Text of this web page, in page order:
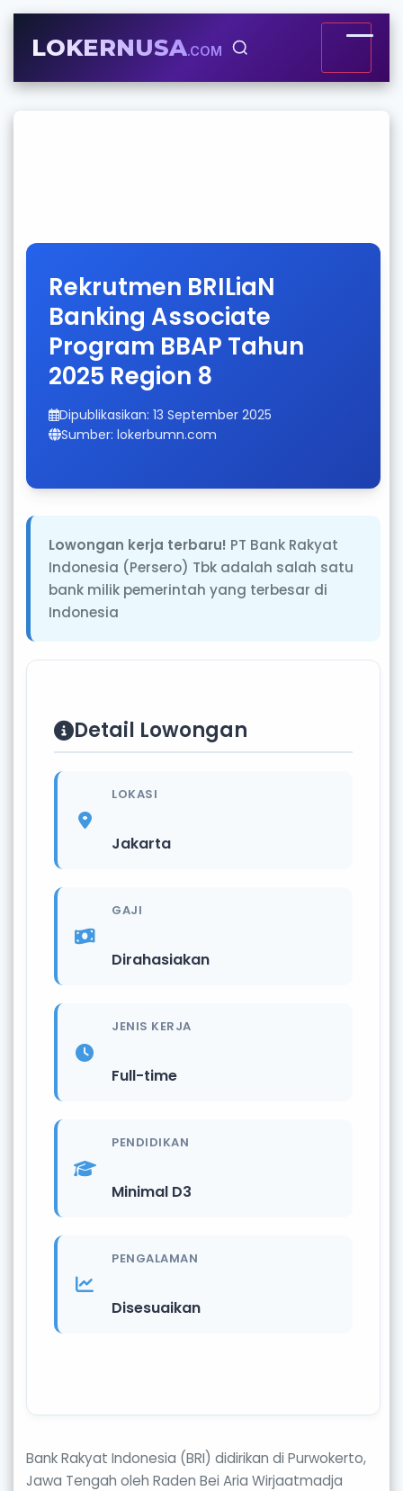
LOKERNUSA.COM
Rekrutmen BRILiaN
Banking Associate
Program BBAP Tahun
2025 Region 8
Dipublikasikan: 13 September 2025
Sumber: lokerbumn.com
Lowongan kerja terbaru! PT Bank Rakyat
Indonesia (Persero) Tbk adalah salah satu
bank milik pemerintah yang terbesar di
Indonesia
Detail Lowongan
LOKASI
Jakarta
GAJI
Dirahasiakan
JENIS KERJA
Full-time
PENDIDIKAN
Minimal D3
PENGALAMAN
Disesuaikan
Bank Rakyat Indonesia (BRI) didirikan di Purwokerto,
Jawa Tengah oleh Raden Bei Aria Wirjaatmadja